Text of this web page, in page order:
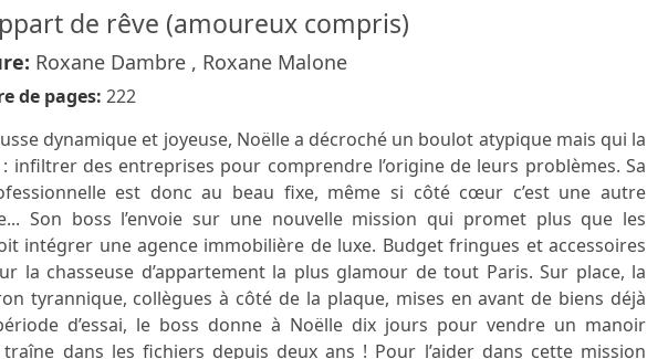
de rêve (amoureux compris)
Roxane Dambre , Roxane Malone
de pages: 222
dynamique et joyeuse, Noëlle a décroché un boulot atypique mais qui la
infiltrer des entreprises pour comprendre l’origine de leurs problèmes. Sa
est donc au beau fixe, même si côté cœur c’est une autre
Son boss l’envoie sur une nouvelle mission qui promet plus que les
intégrer une agence immobilière de luxe. Budget fringues et accessoires
la chasseuse d’appartement la plus glamour de tout Paris. Sur place, la
tyrannique, collègues à côté de la plaque, mises en avant de biens déjà
d’essai, le boss donne à Noëlle dix jours pour vendre un manoir
dans les fichiers depuis deux ans ! Pour l’aider dans cette mission